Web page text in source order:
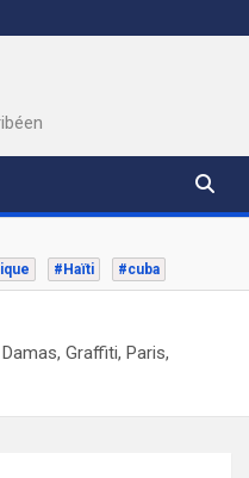
#Haïti #cuba
Graffiti, Paris,